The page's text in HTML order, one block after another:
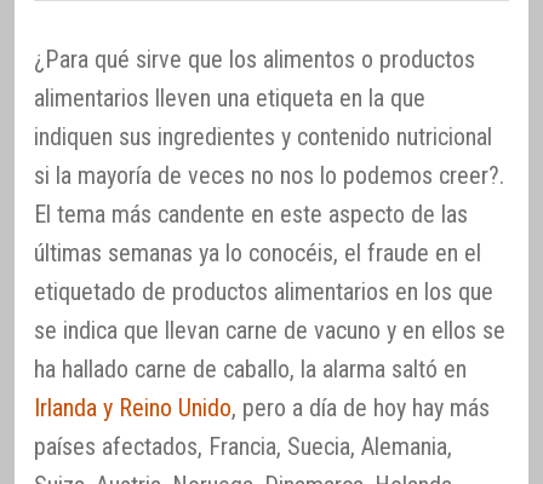
¿Para qué sirve que los alimentos o productos
alimentarios lleven una etiqueta en la que
indiquen sus ingredientes y contenido nutricional
si la mayoría de veces no nos lo podemos creer?.
El tema más candente en este aspecto de las
últimas semanas ya lo conocéis, el fraude en el
etiquetado de productos alimentarios en los que
se indica que llevan carne de vacuno y en ellos se
ha hallado carne de caballo, la alarma saltó en
Irlanda y Reino Unido, pero a día de hoy hay más
países afectados, Francia, Suecia, Alemania,